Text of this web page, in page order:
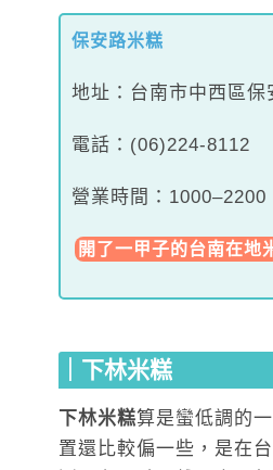
保安路米糕
地址：台南市中西區保
電話：(06)224-8112
營業時間：1000–2200
開了一甲子的台南在地
｜下林米糕
下林米糕算是蠻低調的
置還比較偏一些，是在